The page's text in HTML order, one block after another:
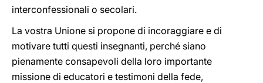
interconfessionali o secolari.
La vostra Unione si propone di incoraggiare e di
motivare tutti questi insegnanti, perché siano
pienamente consapevoli della loro importante
missione di educatori e testimoni della fede,